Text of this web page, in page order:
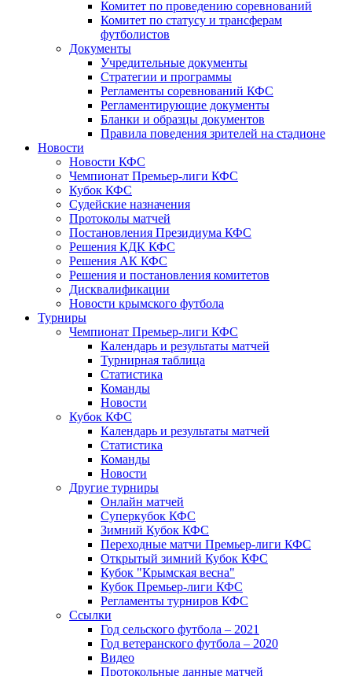
Комитет по проведению соревнований
Комитет по статусу и трансферам
футболистов
Документы
Учредительные документы
Стратегии и программы
Регламенты соревнований КФС
Регламентирующие документы
Бланки и образцы документов
Правила поведения зрителей на стадионе
Новости
Новости КФС
Чемпионат Премьер-лиги КФС
Кубок КФС
Судейские назначения
Протоколы матчей
Постановления Президиума КФС
Решения КДК КФС
Решения АК КФС
Решения и постановления комитетов
Дисквалификации
Новости крымского футбола
Турниры
Чемпионат Премьер-лиги КФС
Календарь и результаты матчей
Турнирная таблица
Статистика
Команды
Новости
Кубок КФС
Календарь и результаты матчей
Статистика
Команды
Новости
Другие турниры
Онлайн матчей
Суперкубок КФС
Зимний Кубок КФС
Переходные матчи Премьер-лиги КФС
Открытый зимний Кубок КФС
Кубок "Крымская весна"
Кубок Премьер-лиги КФС
Регламенты турниров КФС
Ссылки
Год сельского футбола – 2021
Год ветеранского футбола – 2020
Видео
Протокольные данные матчей